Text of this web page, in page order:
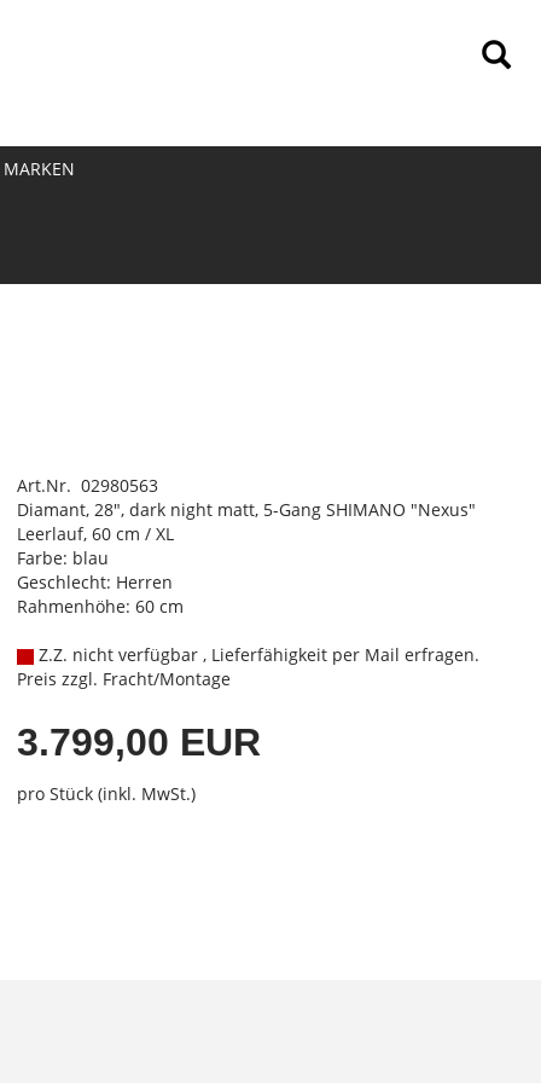
MARKEN
Art.Nr. 02980563
Diamant, 28", dark night matt, 5-Gang SHIMANO "Nexus"
Leerlauf, 60 cm / XL
Farbe: blau
Geschlecht: Herren
Rahmenhöhe: 60 cm
Z.Z. nicht verfügbar , Lieferfähigkeit per Mail erfragen.
Preis zzgl. Fracht/Montage
3.799,00 EUR
pro Stück (inkl. MwSt.)